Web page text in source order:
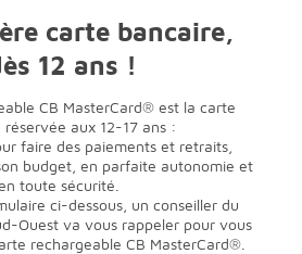
carte bancaire,
12 ans !
CB MasterCard® est la carte
réservée aux 12-17 ans :
faire des paiements et retraits,
budget, en parfaite autonomie et
toute sécurité.
ci-dessous, un conseiller du
Ouest va vous rappeler pour vous
rechargeable CB MasterCard®.